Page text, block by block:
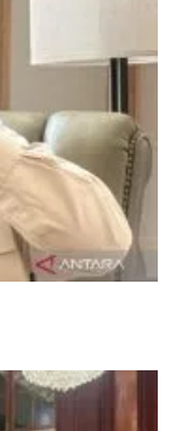
Sharif, MBS,